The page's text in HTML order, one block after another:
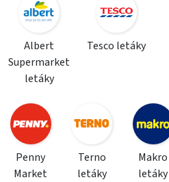
Albert
Supermarket
letáky
Tesco letáky
Penny
Market
Terno
letáky
Makro
letáky